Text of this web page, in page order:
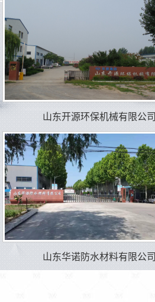
山东开源环保机械有限公司
山东华诺防水材料有限公司